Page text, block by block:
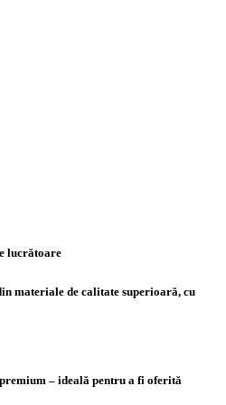
lucrătoare
materiale de calitate superioară, cu
– ideală pentru a fi oferită